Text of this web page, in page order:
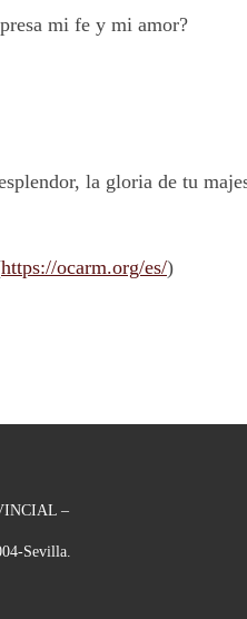
mi fe y mi amor?
la gloria de tu
https://ocarm.org/es/)
–
Sevilla.